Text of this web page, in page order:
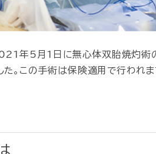
年5月1日に無心体双胎焼灼術
。この手術は保険適用で行われま